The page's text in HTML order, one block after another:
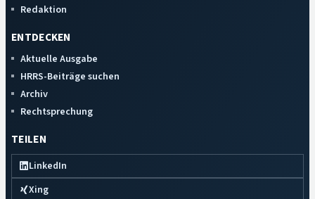
Redaktion
ENTDECKEN
Aktuelle Ausgabe
HRRS-Beiträge suchen
Archiv
Rechtsprechung
TEILEN
LinkedIn
Xing